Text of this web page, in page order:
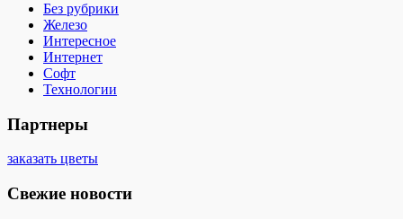
Без рубрики
Железо
Интересное
Интернет
Софт
Технологии
Партнеры
заказать цветы
Свежие новости